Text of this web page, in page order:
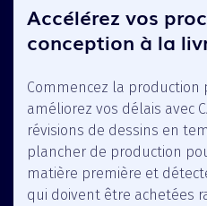
Accélérez vos
conception à la
Commencez la
améliorez vos délais avec
révisions de dessins en
plancher de production
matière première et
qui doivent être achetées